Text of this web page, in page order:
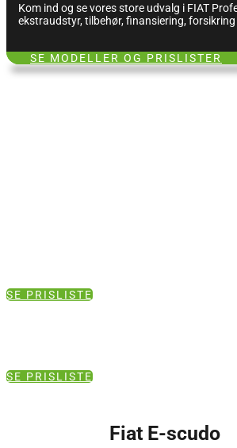
Kom ind og se vores store udvalg i FIAT
ekstraudstyr, tilbehør, finansiering,
SE MODELLER OG PRISLISTER
SE PRISLISTE
SE PRISLISTE
Fiat E-scudo